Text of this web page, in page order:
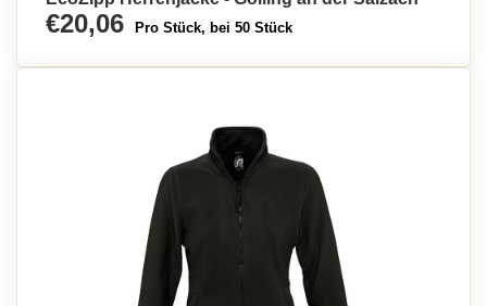
€20,06 Pro Stück, bei 50 Stück